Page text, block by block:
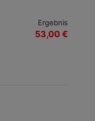
Ergebnis
53,00 €